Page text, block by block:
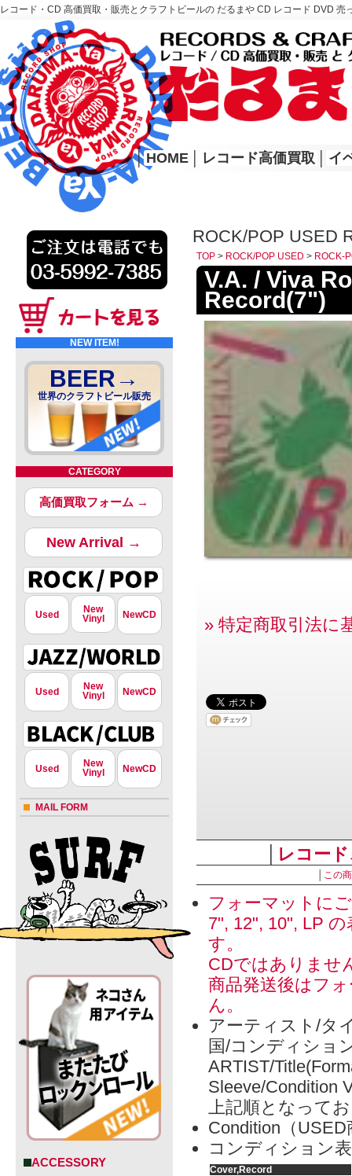
レコード・CD 高価買取・販売とクラフトビールの だるまや CD レコード DVD
レコード高価買取はこちら
HOME
│ HOME レコード高価買取 イ
NEW ITEM!
BEER→
世界のクラフトビール販売
CATEGORY
高価買取フォーム →
New Arrival →
Used
New
Vinyl
NewCD
Used
New
Vinyl
NewCD
Used
New
Vinyl
NewCD
MAIL FORM
ACCESSORY
ROCK/POP USED
TOP > ROCK/POP USED > ROCK-
V.A. / Viva
Record(7")
» 特定商取引法に
レコー
この
フォーマットに
7", 12", 10", LP
す。
CDではありませ
商品発送後はフ
ん。
アーティスト/タ
国/コンディショ
ARTIST/
Sleeve/Condition
上記順となって
Condition（
コンディション
Cover,Record